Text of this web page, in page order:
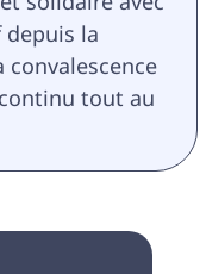
la
tout au